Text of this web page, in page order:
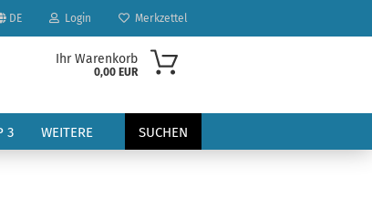
DE Login Merkzettel
Ihr Warenkorb
0,00 EUR
3 SUCHEN
WEITERE